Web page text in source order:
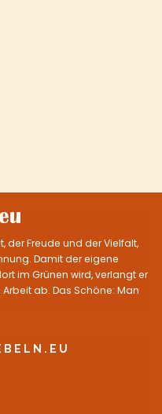
der Freude und der Vielfalt,
Damit der eigene
im Grünen wird, verlangt er
ab. Das Schöne: Man